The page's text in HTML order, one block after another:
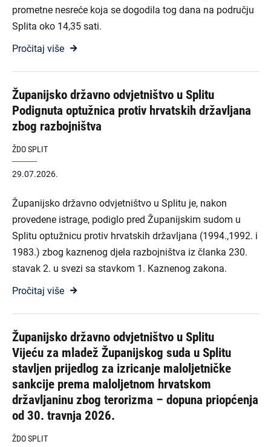
prometne nesreće koja se dogodila tog dana na području
Splita oko 14,35 sati.
Pročitaj više
Županijsko državno odvjetništvo u Splitu
Podignuta optužnica protiv hrvatskih državljana
zbog razbojništva
ŽDO SPLIT
29.07.2026.
Županijsko državno odvjetništvo u Splitu je, nakon
provedene istrage, podiglo pred Županijskim sudom u
Splitu optužnicu protiv hrvatskih državljana (1994.,1992. i
1983.) zbog kaznenog djela razbojništva iz članka 230.
stavak 2. u svezi sa stavkom 1. Kaznenog zakona.
Pročitaj više
Županijsko državno odvjetništvo u Splitu
Vijeću za mladež Županijskog suda u Splitu
stavljen prijedlog za izricanje maloljetničke
sankcije prema maloljetnom hrvatskom
državljaninu zbog terorizma – dopuna priopćenja
od 30. travnja 2026.
ŽDO SPLIT